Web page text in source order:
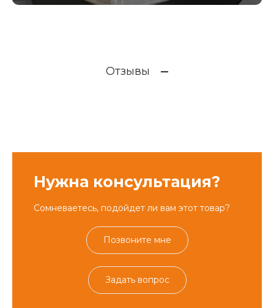
Отзывы
Нужна консультация?
Сомневаетесь, подойдет ли вам этот товар?
Позвоните мне
Задать вопрос